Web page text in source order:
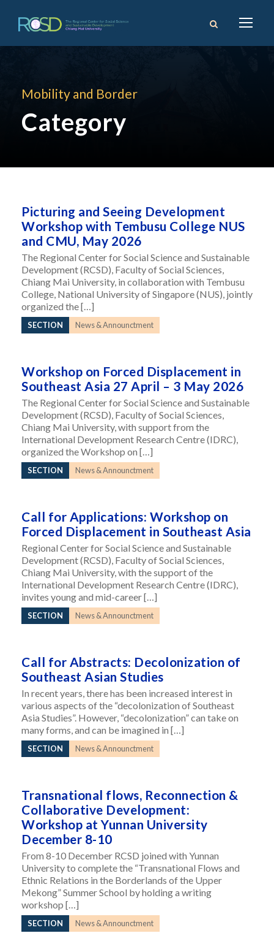
Mobility and Border
Category
Picturing and Seeing Development
Workshop with Tembusu College NUS
and CMU, May 2026
The Regional Center for Social Science and Sustainable
Development (RCSD), Faculty of Social Sciences,
Chiang Mai University, in collaboration with Tembusu
College, National University of Singapore (NUS), jointly
organized the […]
SECTION News & Announctment
Workshop on Forced Displacement in
Southeast Asia 27 April – 3 May 2026
The Regional Center for Social Science and Sustainable
Development (RCSD), Faculty of Social Sciences,
Chiang Mai University, with support from the
International Development Research Centre (IDRC),
organized the Workshop on […]
SECTION News & Announctment
Call for Applications: Workshop on
Forced Displacement in Southeast Asia
Regional Center for Social Science and Sustainable
Development (RCSD), Faculty of Social Sciences,
Chiang Mai University, with the support of the
International Development Research Centre (IDRC),
invites young and mid-career […]
SECTION News & Announctment
Call for Abstracts: Decolonization of
Southeast Asian Studies
In recent years, there has been increased interest in
various aspects of the “decolonization of Southeast
Asia Studies”. However, “decolonization” can take on
many forms, and can be imagined in […]
SECTION News & Announctment
Transnational flows, Reconnection &
Collaborative Development:
Workshop at Yunnan University
December 8-10
From 8-10 December RCSD joined with Yunnan
University to complete the “Transnational Flows and
Ethnic Relations in the Borderlands of the Upper
Mekong” Summer School by holding a writing
workshop […]
SECTION News & Announctment